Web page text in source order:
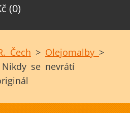
(0)
Čech > Olejomalby >
Nikdy se nevrátí